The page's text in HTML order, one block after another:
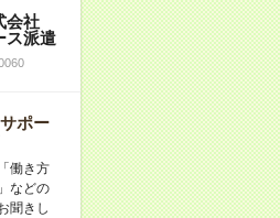
会社
ス派遣
ポー
働き方
などの
聞きし